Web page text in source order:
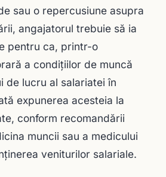
sau o repercusiune asupra
angajatorul trebuie să ia
pentru ca, printr-o
a condiţiilor de muncă
de lucru al salariatei în
expunerea acesteia la
conform recomandării
muncii sau a medicului
veniturilor salariale.